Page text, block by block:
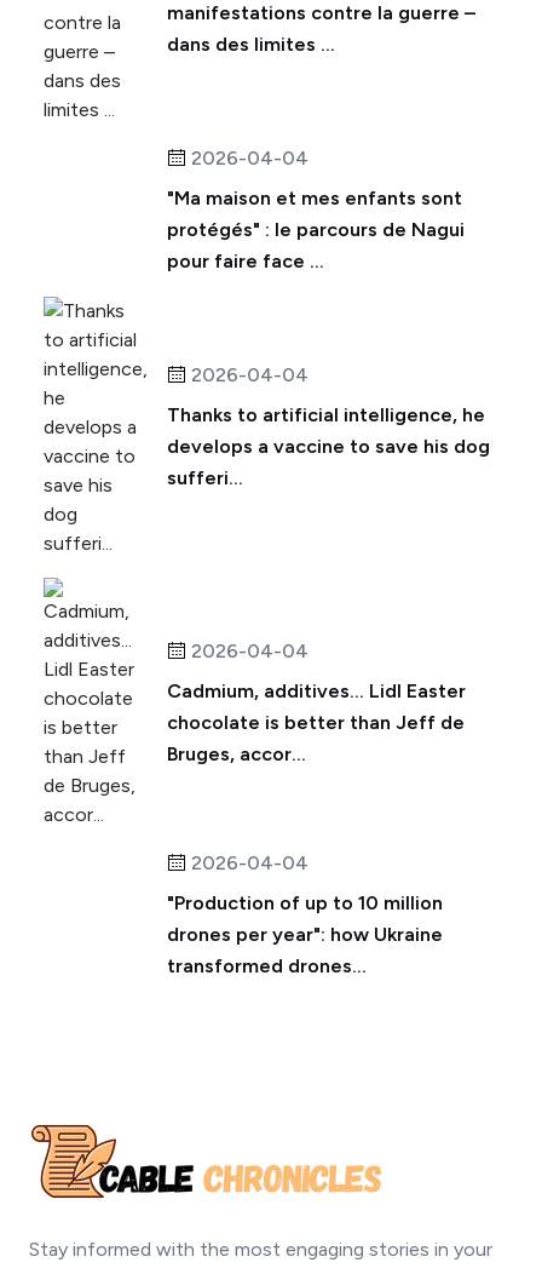
manifestations contre la guerre –
dans des limites ...
2026-04-04
"Ma maison et mes enfants sont
protégés" : le parcours de Nagui
pour faire face ...
2026-04-04
Thanks to artificial intelligence, he
develops a vaccine to save his dog
sufferi...
2026-04-04
Cadmium, additives... Lidl Easter
chocolate is better than Jeff de
Bruges, accor...
2026-04-04
"Production of up to 10 million
drones per year": how Ukraine
transformed drones...
Stay informed with the most engaging stories in your